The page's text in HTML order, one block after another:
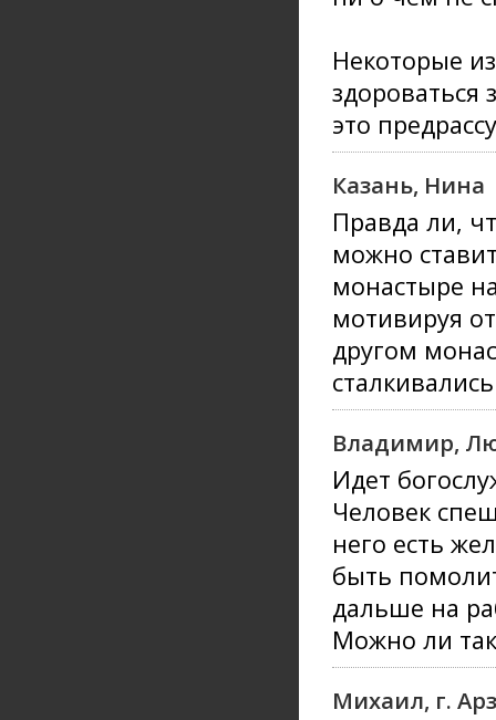
Некоторые
здороваться
это
Казань, Нина
Правда ли,
можно
монастыре
мотивируя
другом
Владимир,
Идет
Человек
него есть
быть
дальше на
Можно ли
Михаил, г.